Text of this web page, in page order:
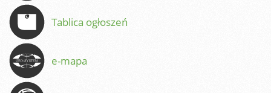
Tablica ogłoszeń
e-mapa